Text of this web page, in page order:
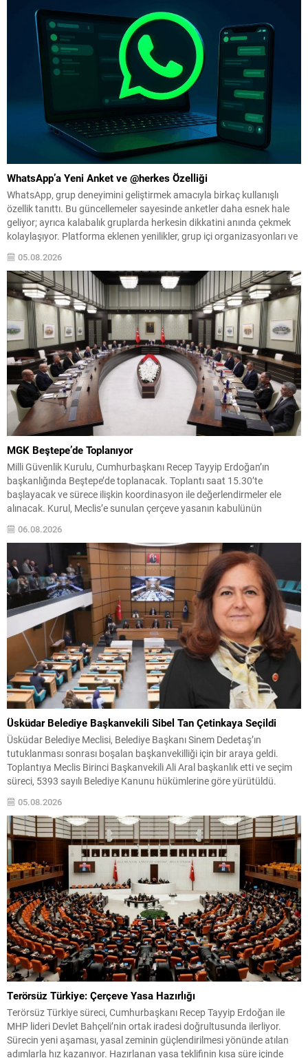
WhatsApp’a Yeni Anket ve @herkes Özelliği
WhatsApp, grup deneyimini geliştirmek amacıyla birkaç kullanışlı
özellik tanıttı. Bu güncellemeler sayesinde anketler daha esnek hale
geliyor; ayrıca kalabalık gruplarda herkesin dikkatini anında çekmek
kolaylaşıyor. Platforma eklenen yenilikler, grup içi organizasyonları ve
değişiklikler ve kullanım notları özetlenmiştir. Anketlerde esneklik ve...
05.08.2026
MGK Beştepe’de Toplanıyor
Milli Güvenlik Kurulu, Cumhurbaşkanı Recep Tayyip Erdoğan’ın
başkanlığında Beştepe’de toplanacak. Toplantı saat 15.30’te
başlayacak ve sürece ilişkin koordinasyon ile değerlendirmeler ele
alınacak. Kurul, Meclis’e sunulan çerçeve yasanın kabulünün
ardından örgütün silah bırakmasının tespit ve teyit makamı olarak
görev yapacak. Koordinasyon ve İstihbarat Değerlendirmeleri
Toplantıda, süreçte görev alan kurumlarla eş güdüm...
06.08.2026
Üsküdar Belediye Başkanvekili Sibel Tan Çetinkaya Seçildi
Üsküdar Belediye Meclisi, Belediye Başkanı Sinem Dedetaş’ın
tutuklanması sonrası boşalan başkanvekilliği için bir araya geldi.
Toplantıya Meclis Birinci Başkanvekili Ali Aral başkanlık etti ve seçim
süreci, 5393 sayılı Belediye Kanunu hükümlerine göre yürütüldü.
Seçimde CHP Grubu Sibel Tan Çetinkaya’yı, AK Parti ve MHP Grubu
ise Dündar Ziya Gültekin’i aday gösterdi....
05.08.2026
Terörsüz Türkiye: Çerçeve Yasa Hazırlığı
Terörsüz Türkiye süreci, Cumhurbaşkanı Recep Tayyip Erdoğan ile
MHP lideri Devlet Bahçeli’nin ortak iradesi doğrultusunda ilerliyor.
Sürecin yeni aşaması, yasal zeminin güçlendirilmesi yönünde atılan
adımlarla hız kazanıyor. Hazırlanan yasa teklifinin kısa süre içinde